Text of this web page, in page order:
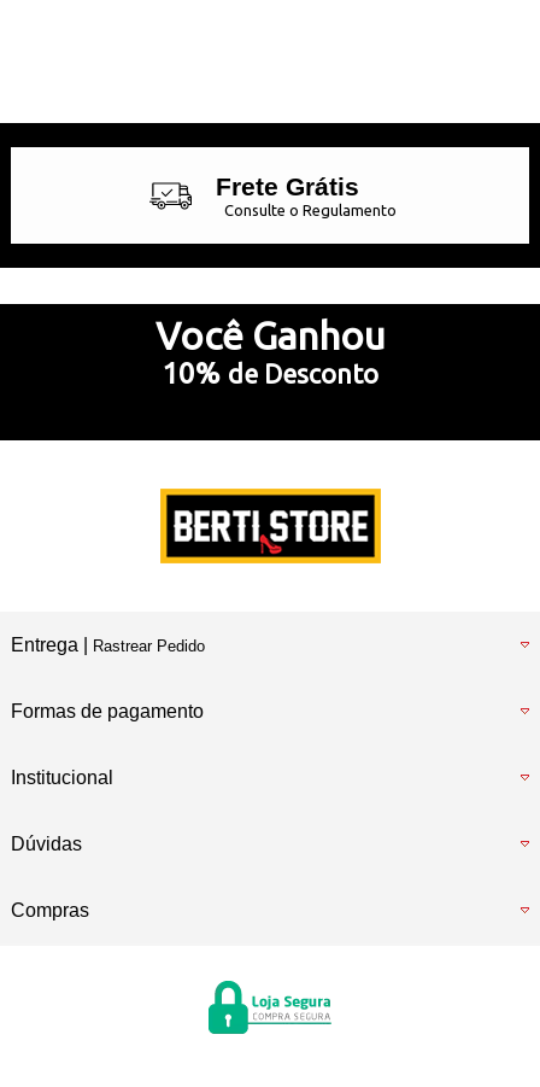
Frete Grátis
Consulte o Regulamento
no Cartão de Crédito
5% Desconto
Você Ganhou
10% de Desconto
Entrega | Rastrear Pedido
Formas de pagamento
Institucional
Dúvidas
Compras